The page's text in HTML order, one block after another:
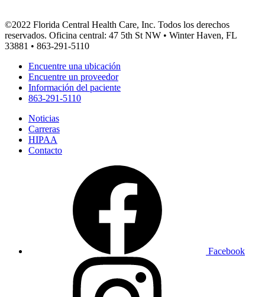
©2022 Florida Central Health Care, Inc. Todos los derechos
reservados. Oficina central: 47 5th St NW • Winter Haven, FL
33881 • 863-291-5110
Encuentre una ubicación
Encuentre un proveedor
Información del paciente
863-291-5110
Noticias
Carreras
HIPAA
Contacto
Facebook